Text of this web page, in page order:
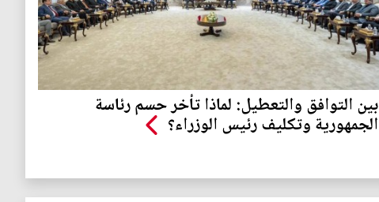
بين التوافق والتعطيل: لماذا تأخر حسم رئاسة
الجمهورية وتكليف رئيس الوزراء؟